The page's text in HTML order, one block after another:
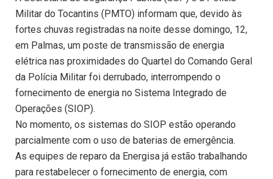
Militar do Tocantins (PMTO) informam que, devido às
fortes chuvas registradas na noite desse domingo, 12,
em Palmas, um poste de transmissão de energia
elétrica nas proximidades do Quartel do Comando Geral
da Polícia Militar foi derrubado, interrompendo o
fornecimento de energia no Sistema Integrado de
Operações (SIOP).
No momento, os sistemas do SIOP estão operando
parcialmente com o uso de baterias de emergência.
As equipes de reparo da Energisa já estão trabalhando
para restabelecer o fornecimento de energia, com